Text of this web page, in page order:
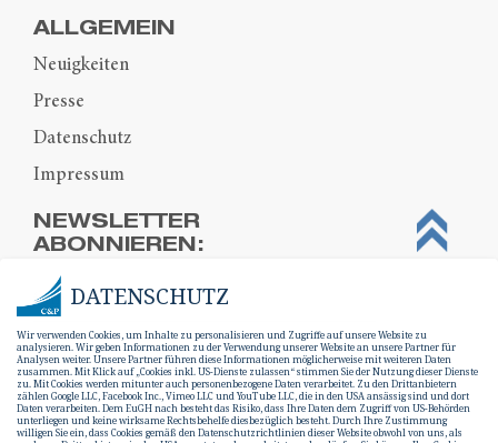
ALLGEMEIN
Neuigkeiten
Presse
Datenschutz
Impressum
NEWSLETTER
ABONNIEREN:
DATENSCHUTZ
Wir verwenden Cookies, um Inhalte zu personalisieren und Zugriffe auf unsere Website zu
analysieren. Wir geben Informationen zu der Verwendung unserer Website an unsere Partner für
Analysen weiter. Unsere Partner führen diese Informationen möglicherweise mit weiteren Daten
zusammen. Mit Klick auf „Cookies inkl. US-Dienste zulassen“ stimmen Sie der Nutzung dieser Dienste
zu. Mit Cookies werden mitunter auch personenbezogene Daten verarbeitet. Zu den Drittanbietern
zählen Google LLC, Facebook Inc., Vimeo LLC und YouTube LLC, die in den USA ansässig sind und dort
Daten verarbeiten. Dem EuGH nach besteht das Risiko, dass Ihre Daten dem Zugriff von US-Behörden
unterliegen und keine wirksame Rechtsbehelfe diesbezüglich besteht. Durch Ihre Zustimmung
willigen Sie ein, dass Cookies gemäß den Datenschutzrichtlinien dieser Website obwohl von uns, als